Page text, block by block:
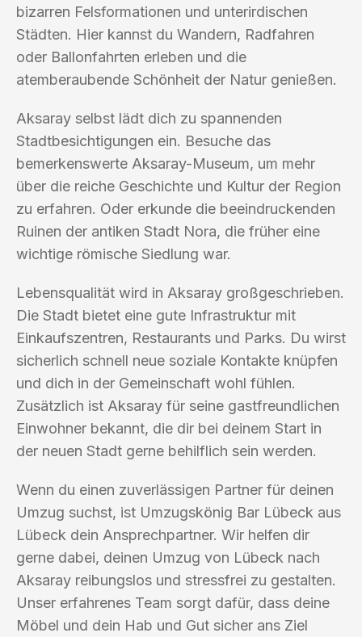
bizarren Felsformationen und unterirdischen
Städten. Hier kannst du Wandern, Radfahren
oder Ballonfahrten erleben und die
atemberaubende Schönheit der Natur genießen.
Aksaray selbst lädt dich zu spannenden
Stadtbesichtigungen ein. Besuche das
bemerkenswerte Aksaray-Museum, um mehr
über die reiche Geschichte und Kultur der Region
zu erfahren. Oder erkunde die beeindruckenden
Ruinen der antiken Stadt Nora, die früher eine
wichtige römische Siedlung war.
Lebensqualität wird in Aksaray großgeschrieben.
Die Stadt bietet eine gute Infrastruktur mit
Einkaufszentren, Restaurants und Parks. Du wirst
sicherlich schnell neue soziale Kontakte knüpfen
und dich in der Gemeinschaft wohl fühlen.
Zusätzlich ist Aksaray für seine gastfreundlichen
Einwohner bekannt, die dir bei deinem Start in
der neuen Stadt gerne behilflich sein werden.
Wenn du einen zuverlässigen Partner für deinen
Umzug suchst, ist Umzugskönig Bar Lübeck aus
Lübeck dein Ansprechpartner. Wir helfen dir
gerne dabei, deinen Umzug von Lübeck nach
Aksaray reibungslos und stressfrei zu gestalten.
Unser erfahrenes Team sorgt dafür, dass deine
Möbel und dein Hab und Gut sicher ans Ziel